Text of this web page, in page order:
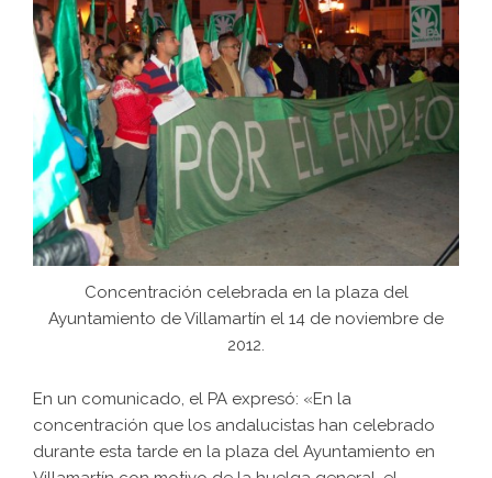
Concentración celebrada en la plaza del
Ayuntamiento de Villamartín el 14 de noviembre de
2012.
En un comunicado, el PA expresó: «En la
concentración que los andalucistas han celebrado
durante esta tarde en la plaza del Ayuntamiento en